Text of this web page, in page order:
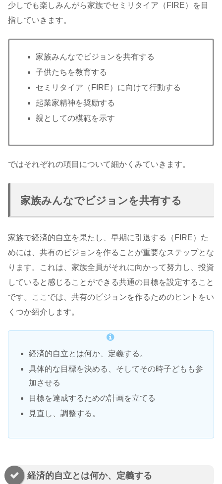
少しでも楽しみんがら家族でセミリタイア（FIRE）を目
指していきます。
家族みんなでビジョンを共有する
子供たちを教育する
セミリタイア（FIRE）に向けて行動する
起業家精神を奨励する
親としての模範を示す
ではそれぞれの項目について細かくみていきます。
家族みんなでビジョンを共有する
家族で経済的自立を果たし、早期に引退する（FIRE）た
めには、共有のビジョンを作ることが重要なステップとな
ります。これは、家族全員がそれに向かって努力し、投資
していると感じることができる共通の目標を設定すること
です。ここでは、共有のビジョンを作るためのヒントをい
くつか紹介します。
経済的自立とは何か、定義する。
具体的な目標を決める、そしてその時子どもも参
加させる
目標を達成するための計画を立てる
見直し、調整する。
経済的自立とは何か、定義する